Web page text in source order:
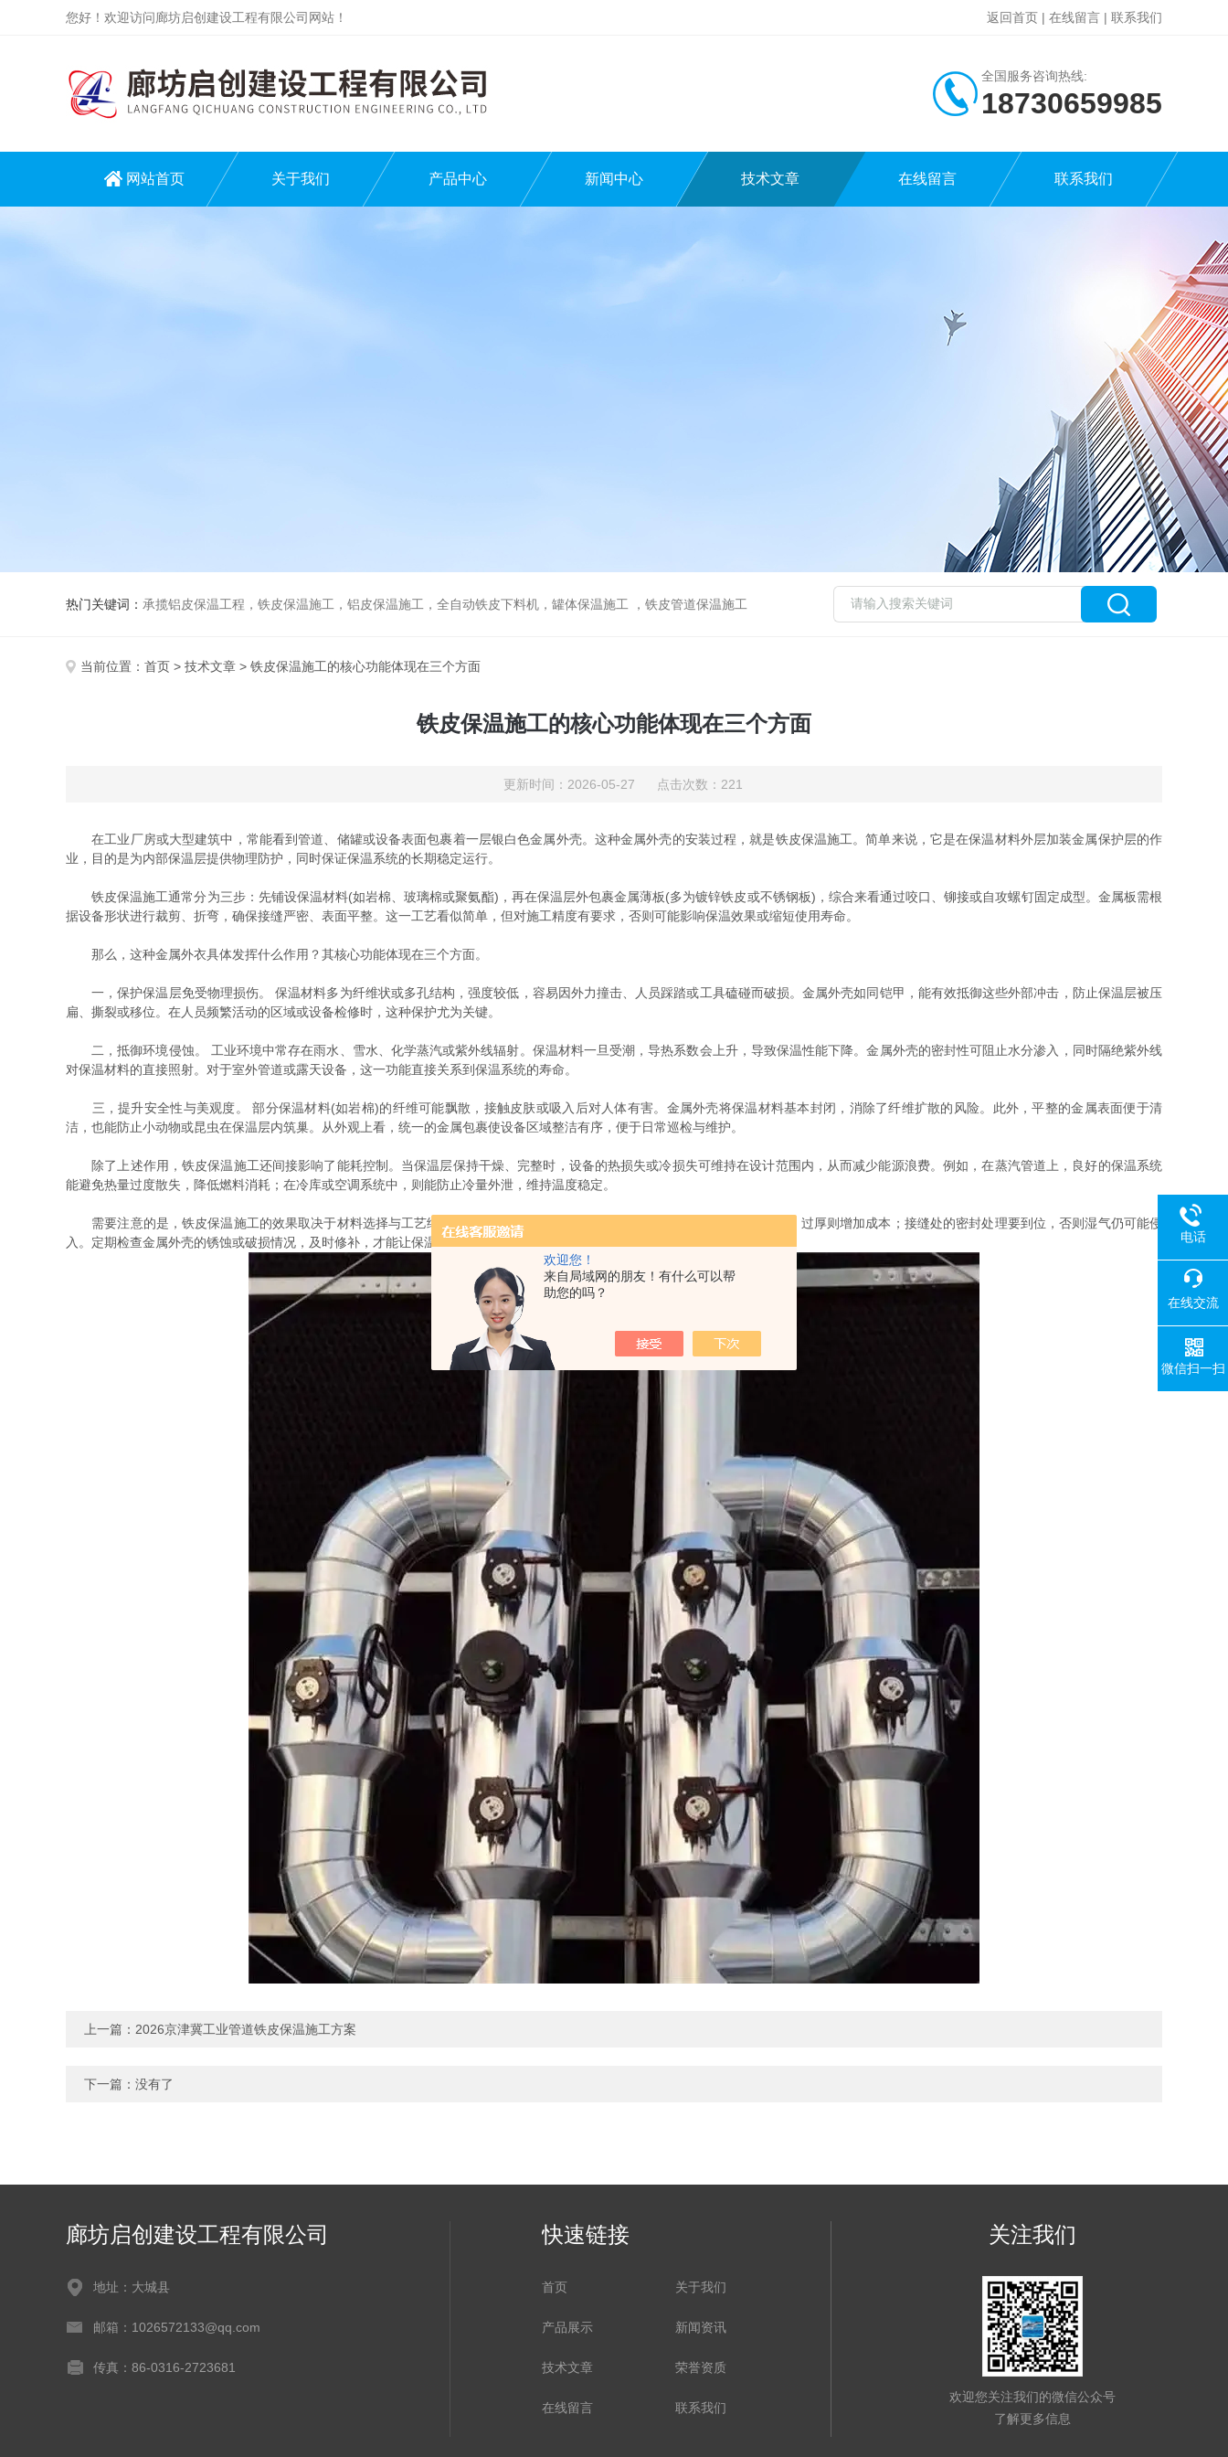
欢迎您！
来自局域网的朋友！有什么可以帮
助您的吗？
您好！欢迎访问廊坊启创建设工程有限公司网站！ 返回首页 | 在线留言 | 联系我们
全国服务咨询热线:
18730659985
网站首页 关于我们 产品中心 新闻中心 技术文章 在线留言 联系我们
热门关键词： 承揽铝皮保温工程，铁皮保温施工，铝皮保温施工，全自动铁皮下料机，罐体保温施工 ，铁皮管道保温施工
当前位置： 首页 > 技术文章 > 铁皮保温施工的核心功能体现在三个方面
铁皮保温施工的核心功能体现在三个方面
更新时间：2026-05-27 点击次数：221
在工业厂房或大型建筑中，常能看到管道、储罐或设备表面包裹着一层银白色金属外壳。这种金属外壳的安装过程，就是铁皮保温施工。简单来说，它是在保温材料外层加装金属保护层的作
业，目的是为内部保温层提供物理防护，同时保证保温系统的长期稳定运行。
铁皮保温施工通常分为三步：先铺设保温材料(如岩棉、玻璃棉或聚氨酯)，再在保温层外包裹金属薄板(多为镀锌铁皮或不锈钢板)，综合来看通过咬口、铆接或自攻螺钉固定成型。金属板需根
据设备形状进行裁剪、折弯，确保接缝严密、表面平整。这一工艺看似简单，但对施工精度有要求，否则可能影响保温效果或缩短使用寿命。
那么，这种金属外衣具体发挥什么作用？其核心功能体现在三个方面。
一，保护保温层免受物理损伤。 保温材料多为纤维状或多孔结构，强度较低，容易因外力撞击、人员踩踏或工具磕碰而破损。金属外壳如同铠甲，能有效抵御这些外部冲击，防止保温层被压
扁、撕裂或移位。在人员频繁活动的区域或设备检修时，这种保护尤为关键。
二，抵御环境侵蚀。 工业环境中常存在雨水、雪水、化学蒸汽或紫外线辐射。保温材料一旦受潮，导热系数会上升，导致保温性能下降。金属外壳的密封性可阻止水分渗入，同时隔绝紫外线
对保温材料的直接照射。对于室外管道或露天设备，这一功能直接关系到保温系统的寿命。
三，提升安全性与美观度。 部分保温材料(如岩棉)的纤维可能飘散，接触皮肤或吸入后对人体有害。金属外壳将保温材料基本封闭，消除了纤维扩散的风险。此外，平整的金属表面便于清
洁，也能防止小动物或昆虫在保温层内筑巢。从外观上看，统一的金属包裹使设备区域整洁有序，便于日常巡检与维护。
除了上述作用，铁皮保温施工还间接影响了能耗控制。当保温层保持干燥、完整时，设备的热损失或冷损失可维持在设计范围内，从而减少能源浪费。例如，在蒸汽管道上，良好的保温系统
能避免热量过度散失，降低燃料消耗；在冷库或空调系统中，则能防止冷量外泄，维持温度稳定。
需要注意的是，铁皮保温施工的效果取决于材料选择与工艺细节。金属板厚度需根据设备尺寸和环境条件确定，过薄易变形，过厚则增加成本；接缝处的密封处理要到位，否则湿气仍可能侵
入。定期检查金属外壳的锈蚀或破损情况，及时修补，才能让保温系统持续发挥作用。
上一篇： 2026京津冀工业管道铁皮保温施工方案
下一篇：没有了
廊坊启创建设工程有限公司
地址：大城县
邮箱：1026572133@qq.com
传真：86-0316-2723681
快速链接
首页 关于我们
产品展示 新闻资讯
技术文章 荣誉资质
在线留言 联系我们
关注我们
欢迎您关注我们的微信公众号
了解更多信息
电话
在线交流
微信扫一扫